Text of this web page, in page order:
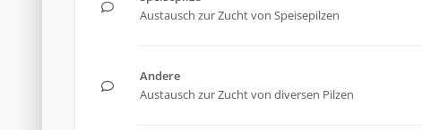
Austausch zur Zucht von Speisepilzen
Andere
Austausch zur Zucht von diversen Pilzen